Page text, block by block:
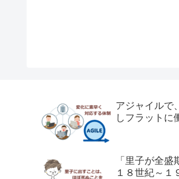
アジャイルで
しフラットに
「里子が全
１８世紀～１